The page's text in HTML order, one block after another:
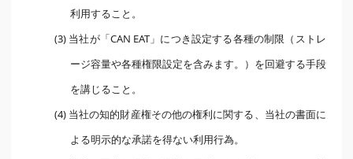
利用すること。
(3) 当社が「CAN EAT」につき設定する各種の制限（ストレ
ージ容量や各種権限設定を含みます。）を回避する手段
を講じること。
(4) 当社の知的財産権その他の権利に関する、当社の書面に
よる明示的な承諾を得ない利用行為。